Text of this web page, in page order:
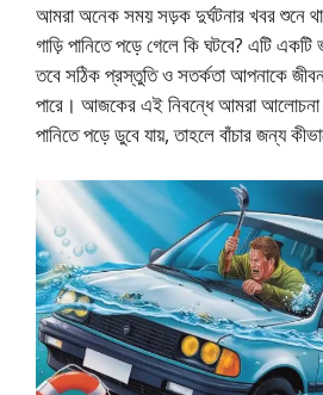
আমরা অনেক সময় সড়ক দুর্ঘটনার খবর শুনে
গাড়ি পানিতে পড়ে গেলে কি ঘটবে? এটি
তবে সঠিক প্রস্তুতি ও সতর্কতা আপনাকে জীবন
পারে। আজকের এই নিবন্ধে আমরা আলোচনা
পানিতে পড়ে ডুবে যায়, তাহলে বাঁচার জন্য